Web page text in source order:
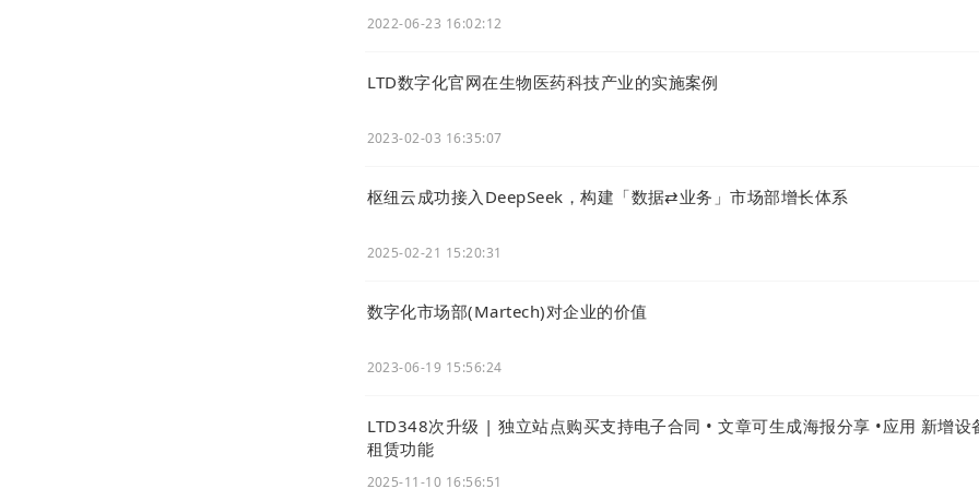
2022-06-23 16:02:12
LTD数字化官网在生物医药科技产业的实施案例
2023-02-03 16:35:07
枢纽云成功接入DeepSeek，构建「数据⇄业务」市场部增长体系
2025-02-21 15:20:31
数字化市场部(Martech)对企业的价值
2023-06-19 15:56:24
LTD348次升级 | 独立站点购买支持电子合同 • 文章可生成海报分享 •应用 新增设
租赁功能
2025-11-10 16:56:51